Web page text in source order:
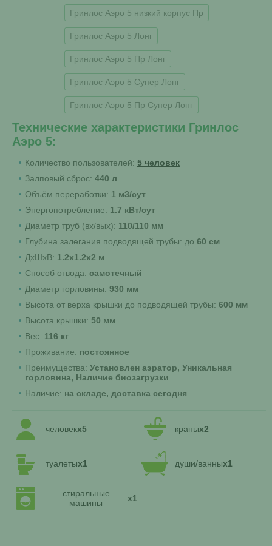
Гринлос Аэро 5 низкий корпус Пр
Гринлос Аэро 5 Лонг
Гринлос Аэро 5 Пр Лонг
Гринлос Аэро 5 Супер Лонг
Гринлос Аэро 5 Пр Супер Лонг
Технические характеристики Гринлос
Аэро 5:
Количество пользователей: 5 человек
Залповый сброс: 440 л
Объём переработки: 1 м3/сут
Энергопотребление: 1.7 кВт/сут
Диаметр труб (вх/вых): 110/110 мм
Глубина залегания подводящей трубы: до 60 см
ДхШхВ: 1.2х1.2х2 м
Способ отвода: самотечный
Диаметр горловины: 930 мм
Высота от верха крышки до подводящей трубы: 600 мм
Высота крышки: 50 мм
Вес: 116 кг
Проживание: постоянное
Преимущества: Установлен аэратор, Уникальная
горловина, Наличие биозагрузки
Наличие: на складе, доставка сегодня
человекx5 краныx2
туалетыx1 души/ванныx1
стиральные
машины
x1